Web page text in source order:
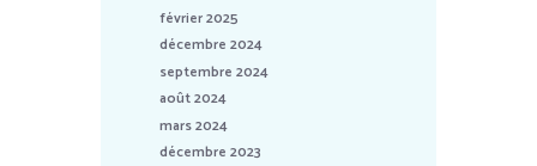
février 2025
décembre 2024
septembre 2024
août 2024
mars 2024
décembre 2023